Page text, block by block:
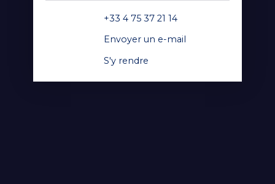
+33 4 75 37 21 14
Envoyer un e-mail
S'y rendre